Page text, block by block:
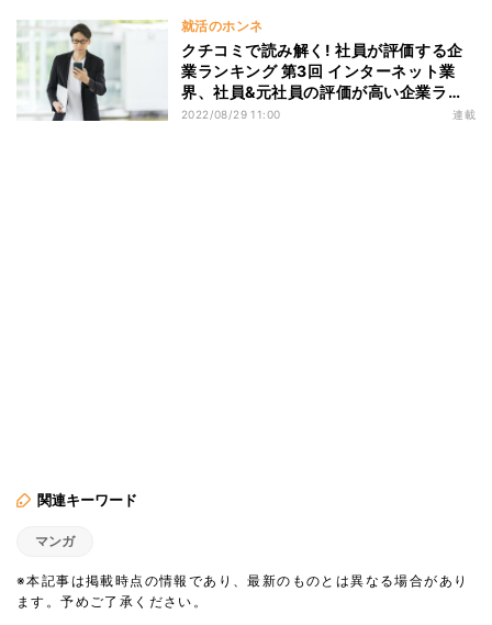
就活のホンネ
クチコミで読み解く! 社員が評価する企
業ランキング 第3回 インターネット業
界、社員&元社員の評価が高い企業ラン
キング - 上位3位にはGAFAMのうち2社
2022/08/29 11:00 連載
関連キーワード
マンガ
※本記事は掲載時点の情報であり、最新のものとは異なる場合があり
ます。予めご了承ください。